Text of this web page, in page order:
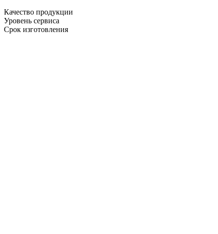
Качество продукции
Уровень сервиса
Срок изготовления